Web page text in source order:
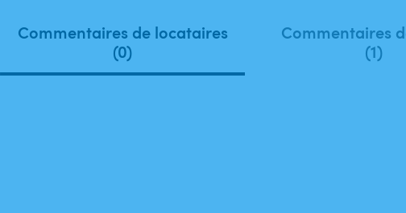
Commentaires de locataires
(0)
Commentaires
(1)